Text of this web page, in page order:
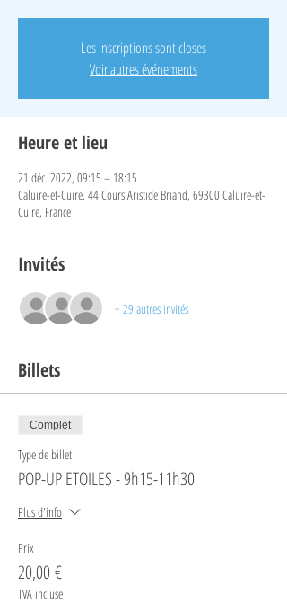
Les inscriptions sont closes
Voir autres événements
Heure et lieu
21 déc. 2022, 09:15 – 18:15
Caluire-et-Cuire, 44 Cours Aristide Briand, 69300 Caluire-et-
Cuire, France
Invités
+ 29 autres invités
Billets
Complet
Type de billet
POP-UP ETOILES - 9h15-11h30
Plus d'info
Prix
20,00 €
TVA incluse